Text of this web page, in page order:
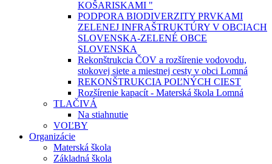
KOŠARISKAMI "
PODPORA BIODIVERZITY PRVKAMI
ZELENEJ INFRAŠTRUKTÚRY V OBCIACH
SLOVENSKA-ZELENÉ OBCE
SLOVENSKA
Rekonštrukcia ČOV a rozšírenie vodovodu,
stokovej siete a miestnej cesty v obci Lomná
REKONŠTRUKCIA POĽNÝCH CIEST
Rozšírenie kapacít - Materská škola Lomná
TLAČIVÁ
Na stiahnutie
VOĽBY
Organizácie
Materská škola
Základná škola